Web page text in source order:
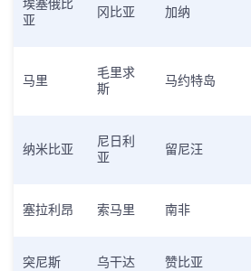
埃塞俄比
亚
冈比亚 加纳
马里
毛里求
斯
马约特岛
纳米比亚
尼日利
亚
留尼汪
塞拉利昂 索马里 南非
突尼斯 乌干达 赞比亚